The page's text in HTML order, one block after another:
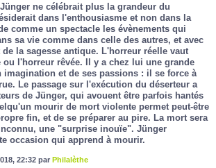
ne célébrait plus la grandeur du
dans l'enthousiasme et non dans la
comme un spectacle les évènements qui
sa vie comme dans celle des autres, et avec
de la sagesse antique. L'horreur réelle vaut
ou l'horreur rêvée. Il y a chez lui une grande
imagination et de ses passions : il se force à
Le passage sur l'exécution du déserteur a
de Jünger, qui avouent être parfois hantés
mourir de mort violente permet peut-être
fin, et de se préparer au pire. La mort sera
une "surprise inouïe". Jünger
occasion qui apprend à mourir.
22:32 par Philalèthe